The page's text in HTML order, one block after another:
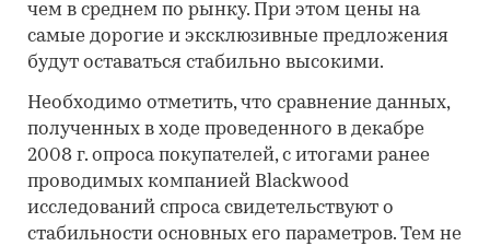
чем в среднем по рынку. При этом цены на
самые дорогие и эксклюзивные предложения
будут оставаться стабильно высокими.
Необходимо отметить, что сравнение данных,
полученных в ходе проведенного в декабре
2008 г. опроса покупателей, с итогами ранее
проводимых компанией Blackwood
исследований спроса свидетельствуют о
стабильности основных его параметров. Тем не